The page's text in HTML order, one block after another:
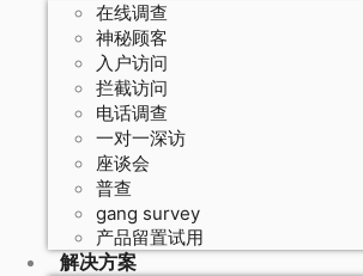
在线调查
神秘顾客
入户访问
拦截访问
电话调查
一对一深访
座谈会
普查
gang survey
产品留置试用
解决方案